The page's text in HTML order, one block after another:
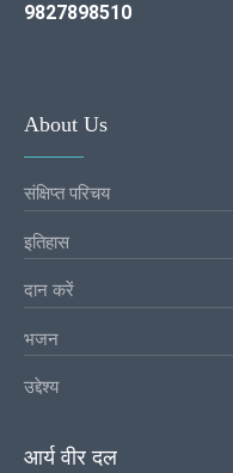
9827898510
About Us
संक्षिप्त परिचय
इतिहास
दान करें
भजन
उद्देश्य
आर्य वीर दल